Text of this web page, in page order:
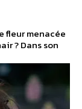
fleur menacée
? Dans son